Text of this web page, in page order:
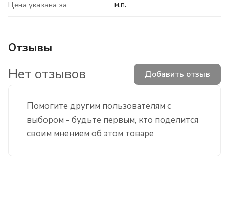
Цена указана за м.п.
Отзывы
Помогите другим пользователям с
выбором - будьте первым, кто поделится
своим мнением об этом товаре
Нет отзывов Добавить отзыв